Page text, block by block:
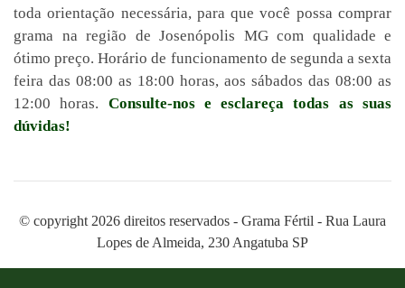
toda orientação necessária, para que você possa comprar
grama na região de Josenópolis MG com qualidade e
ótimo preço. Horário de funcionamento de segunda a sexta
feira das 08:00 as 18:00 horas, aos sábados das 08:00 as
12:00 horas. Consulte-nos e esclareça todas as suas
dúvidas!
© copyright 2026 direitos reservados - Grama Fértil - Rua Laura
Lopes de Almeida, 230 Angatuba SP